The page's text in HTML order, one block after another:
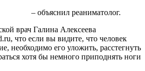
– объяснил реаниматолог.
врач Галина Алексеева
что если вы видите, что человек
необходимо его уложить, расстегнуть
хотя бы немного приподнять ноги